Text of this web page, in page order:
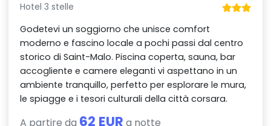
Hotel 3 stelle
Godetevi un soggiorno che unisce comfort
moderno e fascino locale a pochi passi dal centro
storico di Saint-Malo. Piscina coperta, sauna, bar
accogliente e camere eleganti vi aspettano in un
ambiente tranquillo, perfetto per esplorare le mura,
le spiagge e i tesori culturali della città corsara.
A partire da 62 EUR a notte